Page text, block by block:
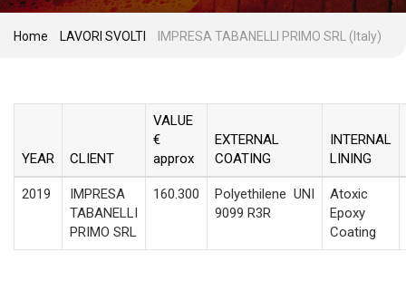
Home LAVORI SVOLTI IMPRESA TABANELLI PRIMO SRL (Italy)
YEAR CLIENT
VALUE
€
approx
EXTERNAL
COATING
INTERNAL
LINING
2019
IMPRESA
TABANELLI
PRIMO SRL
160.300 Polyethilene UNI
9099 R3R
Atoxic
Epoxy
Coating